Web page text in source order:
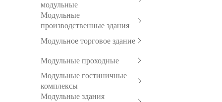
модульные
Модульные
производственные здания
Модульное торговое здание
Модульные проходные
Модульные гостиничные
комплексы
Модульные здания